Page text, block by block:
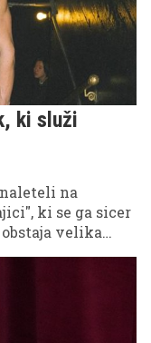
ki služi
na
ki se ga sicer
velika